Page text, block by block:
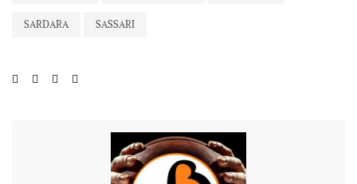
SARDARA SASSARI